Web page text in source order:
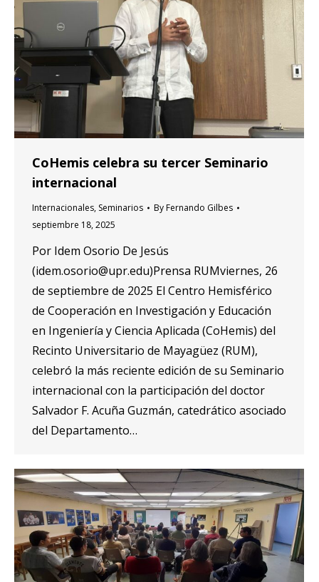
CoHemis celebra su tercer Seminario
internacional
Internacionales, Seminarios ByFernando Gilbes
septiembre 18, 2025
Por Idem Osorio De Jesús
(idem.osorio@upr.edu)Prensa RUMviernes, 26
de septiembre de 2025 El Centro Hemisférico
de Cooperación en Investigación y Educación
en Ingeniería y Ciencia Aplicada (CoHemis) del
Recinto Universitario de Mayagüez (RUM),
celebró la más reciente edición de su Seminario
internacional con la participación del doctor
Salvador F. Acuña Guzmán, catedrático asociado
del Departamento…